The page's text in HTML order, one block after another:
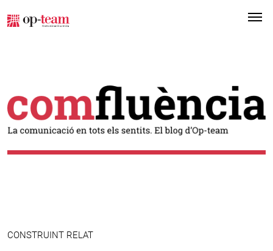
CONSTRUINT RELAT